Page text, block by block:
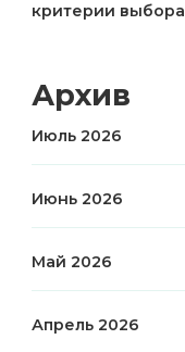
критерии выбора
Архив
Июль 2026
Июнь 2026
Май 2026
Апрель 2026